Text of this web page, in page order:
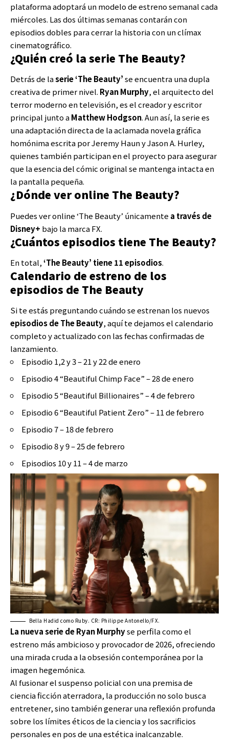
plataforma adoptará un modelo de estreno semanal cada
miércoles. Las dos últimas semanas contarán con
episodios dobles para cerrar la historia con un clímax
cinematográfico.
¿Quién creó la serie The Beauty?
Detrás de laserie ‘The Beauty’se encuentra una dupla
creativa de primer nivel. Ryan Murphy, el arquitecto del
terror moderno en televisión, es el creador y escritor
principal junto aMatthew Hodgson. Aun así, la serie es
una adaptación directa de la aclamada novela gráfica
homónima escrita por Jeremy Haun y Jason A. Hurley,
quienes también participan en el proyecto para asegurar
que la esencia del cómic original se mantenga intacta en
la pantalla pequeña.
¿Dónde ver online The Beauty?
Puedes ver online ‘The Beauty’ únicamente a través de
Disney+ bajo la marca FX.
¿Cuántos episodios tiene The Beauty?
En total,‘The Beauty’ tiene 11 episodios.
Calendario de estreno de los
episodios de The Beauty
Si te estás preguntando cuándo se estrenan los nuevos
episodios de The Beauty, aquí te dejamos el calendario
completo y actualizado con las fechas confirmadas de
lanzamiento.
Episodio 1,2 y 3 – 21 y 22 de enero
Episodio 4 “Beautiful Chimp Face” – 28 de enero
Episodio 5 “Beautiful Billionaires” – 4 de febrero
Episodio 6 “Beautiful Patient Zero” – 11 de febrero
Episodio 7 – 18 de febrero
Episodio 8 y 9 – 25 de febrero
Episodios 10 y 11 – 4 de marzo
Bella Hadid como Ruby. CR: Philippe Antonello/FX.
La nueva serie de Ryan Murphyse perfila como el
estreno más ambicioso y provocador de 2026, ofreciendo
una mirada cruda a la obsesión contemporánea por la
imagen hegemónica.
Al fusionar el suspenso policial con una premisa de
ciencia ficción aterradora, la producción no solo busca
entretener, sino también generar una reflexión profunda
sobre los límites éticos de la ciencia y los sacrificios
personales en pos de una estética inalcanzable.